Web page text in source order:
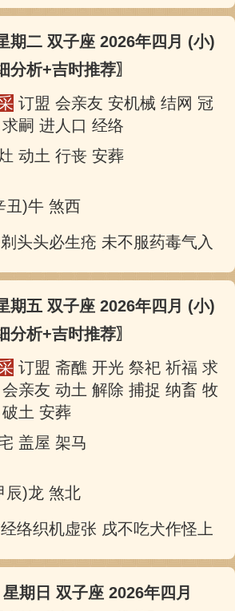
期二 双子座 2026年四月 (小)
分析+吉时推荐〗
订盟 会亲友 安机械 结网 冠
嗣 进人口 经络
动土 行丧 安葬
丑)牛 煞西
头头必生疮 未不服药毒气入肠
期五 双子座 2026年四月 (小)
分析+吉时推荐〗
订盟 斋醮 开光 祭祀 祈福 求
亲友 动土 解除 捕捉 纳畜 牧
土 安葬
盖屋 架马
辰)龙 煞北
络织机虚张 戌不吃犬作怪上床
期日 双子座 2026年四月